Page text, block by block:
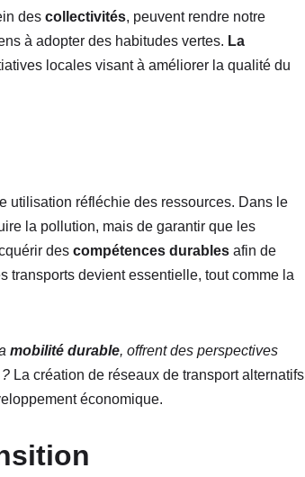
des collectivités, peuvent rendre notre
à adopter des habitudes vertes. La
locales visant à améliorer la qualité du
utilisation réfléchie des ressources. Dans le
la pollution, mais de garantir que les
des compétences durables afin de
transports devient essentielle, tout comme la
mobilité durable, offrent des perspectives
La création de réseaux de transport alternatifs
économique.